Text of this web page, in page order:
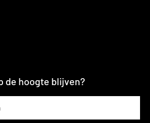
de hoogte blijven?